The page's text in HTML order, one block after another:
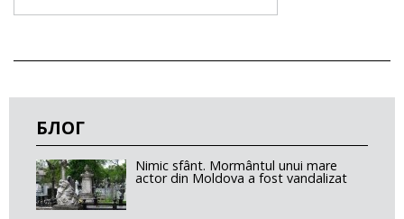
БЛОГ
Nimic sfânt. Mormântul unui mare
actor din Moldova a fost vandalizat